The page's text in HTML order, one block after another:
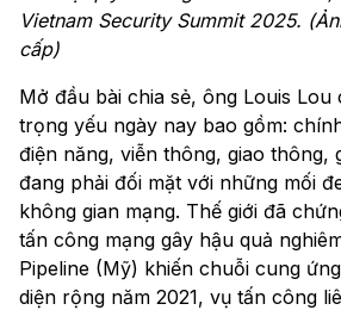
Vietnam Security Summit 2025.
cấp)
Mở đầu bài chia sẻ, ông Louis Lou
trọng yếu ngày nay bao gồm:
điện năng, viễn thông, giao thông,
đang phải đối mặt với những mối
không gian mạng. Thế giới đã
tấn công mạng gây hậu quả
Pipeline (Mỹ) khiến chuỗi cung
diện rộng năm 2021, vụ tấn công